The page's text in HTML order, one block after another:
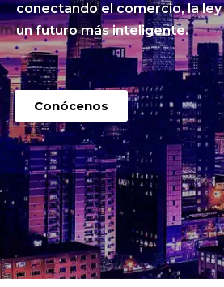
conectando el comercio, la ley
un futuro más inteligente.
Conócenos